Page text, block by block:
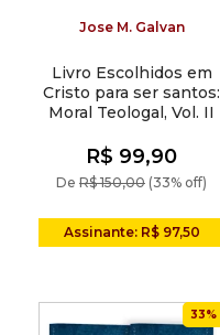
Jose M. Galvan
Livro Escolhidos em
Cristo para ser santos:
Moral Teologal, Vol. II
De R$ 150,00 (33% off)
R$ 99,90
Assinante: R$ 97,50
33%